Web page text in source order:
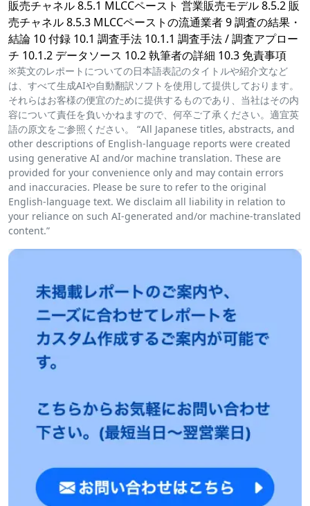
販売チャネル 8.5.1 MLCCペースト 営業販売モデル 8.5.2 販
売チャネル 8.5.3 MLCCペーストの流通業者 9 調査の結果・
結論 10 付録 10.1 調査手法 10.1.1 調査手法 / 調査アプロー
チ 10.1.2 データソース 10.2 執筆者の詳細 10.3 免責事項
※英文のレポートについての日本語表記のタイトルや紹介文など
は、すべて生成AIや自動翻訳ソフトを使用して提供しております。
それらはお客様の便宜のために提供するものであり、当社はその内
容について責任を負いかねますので、何卒ご了承ください。適宜英
語の原文をご参照ください。 “All Japanese titles, abstracts, and
other descriptions of English-language reports were created
using generative AI and/or machine translation. These are
provided for your convenience only and may contain errors
and inaccuracies. Please be sure to refer to the original
English-language text. We disclaim all liability in relation to
your reliance on such AI-generated and/or machine-translated
content.”